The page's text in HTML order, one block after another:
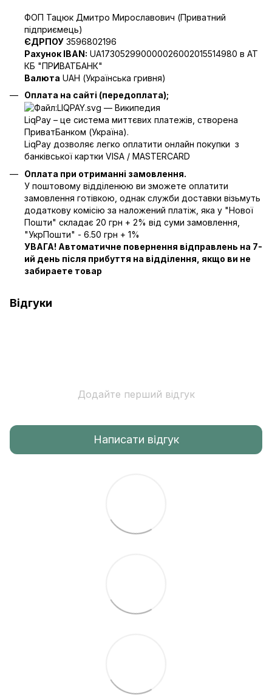
ФОП Тацюк Дмитро Мирославович (Приватний
пiдприємець)
ЄДРПОУ 3596802196
Рахунок IBAN: UA173052990000026002015514980 в АТ
КБ "ПРИВАТБАНК"
Валюта UAH (Українська гривня)
Оплата на сайті (передоплата);
LiqPay – це система миттєвих платежів, створена
ПриватБанком (Україна).
LiqPay дозволяє легко оплатити онлайн покупки з
банківської картки VISA / MASTERCARD
Оплата при отриманні замовлення.
У поштовому відділенюю ви зможете оплатити
замовлення готівкою, однак служби доставки візьмуть
додаткову комісію за наложений платіж, яка у "Нової
Пошти" складає 20 грн + 2% від суми замовлення,
"УкрПошти" - 6.50 грн + 1%
УВАГА! Автоматичне повернення відправлень на 7-
ий день після прибуття на відділення, якщо ви не
забираете товар
Відгуки
Додайте перший відгук
Написати відгук